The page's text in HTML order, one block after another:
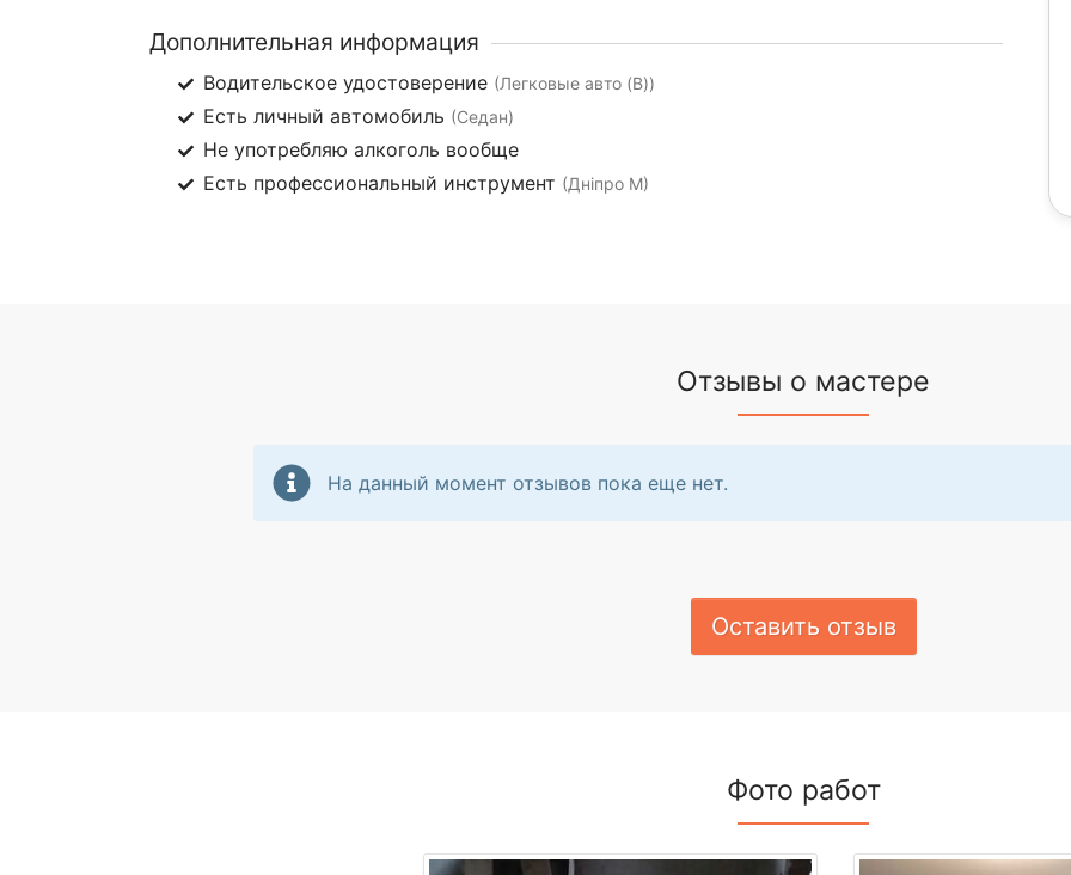
Дополнительная информация
Водительское удостоверение (Легковые авто (B))
Есть личный автомобиль (Седан)
Не употребляю алкоголь вообще
Есть профессиональный инструмент (Дніпро М)
Отзывы о мастере
На данный момент отзывов пока еще нет.
Оставить отзыв
Фото работ